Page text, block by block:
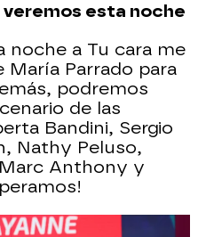
esta noche
noche a Tu cara me
María Parrado para
podremos
de las
Bandini, Sergio
Nathy Peluso,
Anthony y